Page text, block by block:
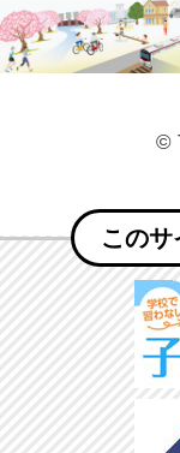
©
このサ